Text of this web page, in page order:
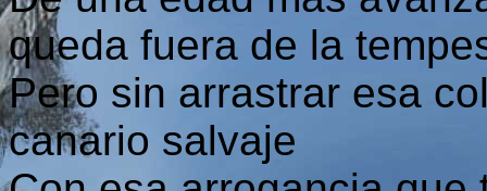
queda fuera de la
Pero sin arrastrar esa
canario salvaje